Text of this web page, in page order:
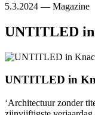
5.3.2024 — Magazine
UNTITLED in
UNTITLED in
‘Architectuur zonder